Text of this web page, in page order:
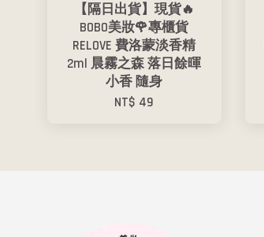
【隔日出貨】現貨🔥
BOBO美妝🌹專櫃貨
RELOVE 費洛蒙淡香精
2ml 晨霧之森 落日餘暉
小香 隨身
NT$ 49